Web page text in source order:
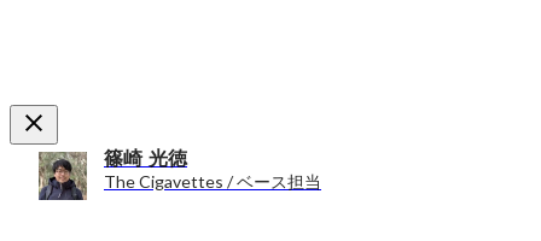
篠崎 光徳
The Cigavettes / ベース担当